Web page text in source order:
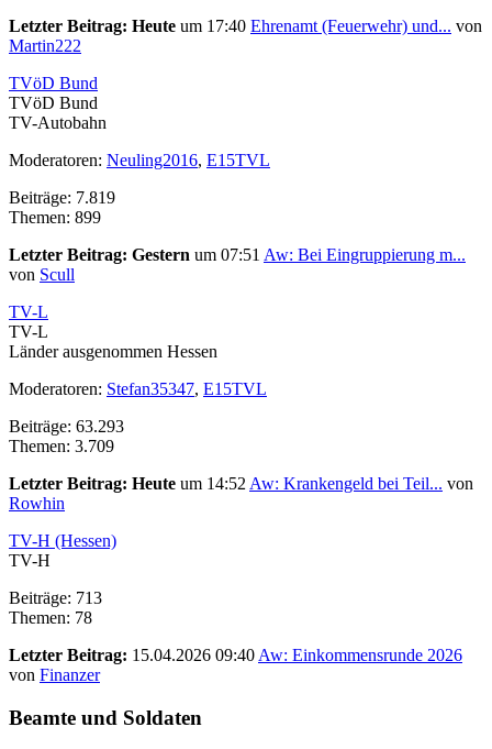
Letzter Beitrag: Heute um 17:40 Ehrenamt (Feuerwehr) und... von
Martin222
TVöD Bund
TVöD Bund
TV-Autobahn
Moderatoren: Neuling2016, E15TVL
Beiträge: 7.819
Themen: 899
Letzter Beitrag: Gestern um 07:51 Aw: Bei Eingruppierung m...
von Scull
TV-L
TV-L
Länder ausgenommen Hessen
Moderatoren: Stefan35347, E15TVL
Beiträge: 63.293
Themen: 3.709
Letzter Beitrag: Heute um 14:52 Aw: Krankengeld bei Teil... von
Rowhin
TV-H (Hessen)
TV-H
Beiträge: 713
Themen: 78
Letzter Beitrag: 15.04.2026 09:40 Aw: Einkommensrunde 2026
von Finanzer
Beamte und Soldaten